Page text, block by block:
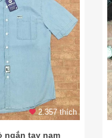
2.357 thích
ngắn tay nam